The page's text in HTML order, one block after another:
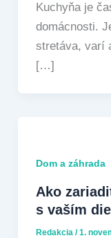
Kuchyňa je
domácnosti.
stretáva, varí
[…]
Dom a záhrada
Ako
s vaším
Redakcia /1.